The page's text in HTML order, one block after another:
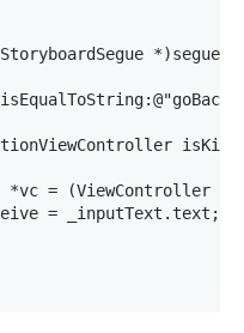
*)segue
*vc = (ViewController
= _inputText.text;